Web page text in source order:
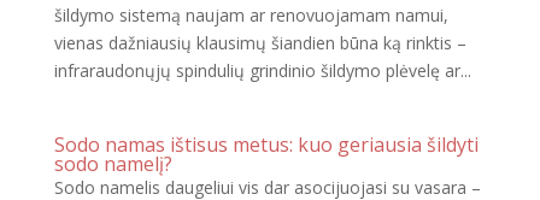
šildymo sistemą naujam ar renovuojamam namui,
vienas dažniausių klausimų šiandien būna ką rinktis –
infraraudonųjų spindulių grindinio šildymo plėvelę ar...
Sodo namas ištisus metus: kuo geriausia šildyti
sodo namelį?
Sodo namelis daugeliui vis dar asocijuojasi su vasara –